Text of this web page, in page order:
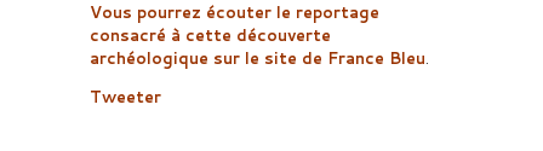
Vous pourrez écouter le reportage
consacré à cette découverte
archéologique sur le site de France Bleu.
Tweeter